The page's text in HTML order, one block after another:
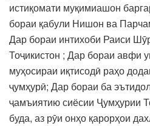
истиқомати муқимиашон
бораи қабули Нишон ва
Дар бораи интихоби Раиси
Тоҷикистон ; Дар бораи авфи
муҳосираи иқтисодӣ раҳо
ҷумҳурӣ; Дар бораи ба
ҷамъиятию сиёсии Ҷумҳурии
буда, аз рӯи онҳо қарорҳои